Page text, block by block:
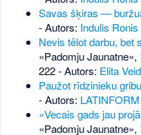
Savas šķiras —
- Autors: Indulis Ronis
Nevis tēlot darbu, bet
«Padomju
222- Autors: Elita
Paužot rīdzinieku gribu
- Autors: LATINFORM
«Vecais gads jau
«Padomju